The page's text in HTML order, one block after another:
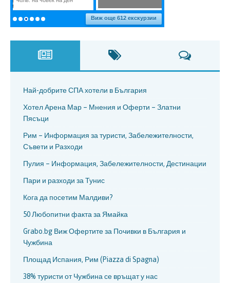
Най-добрите СПА хотели в България
Хотел Арена Мар – Мнения и Оферти – Златни
Пясъци
Рим – Информация за туристи, Забележителности,
Съвети и Разходи
Пулия – Информация, Забележителности, Дестинации
Пари и разходи за Тунис
Кога да посетим Малдиви?
50 Любопитни факта за Ямайка
Grabo.bg Виж Офертите за Почивки в България и
Чужбина
Площад Испания, Рим (Piazza di Spagna)
38% туристи от Чужбина се връщат у нас